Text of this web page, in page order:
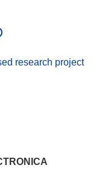
research project